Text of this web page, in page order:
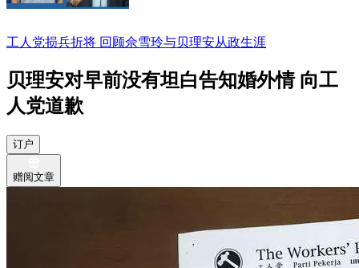
工人党损兵折将 回顾佘雪玲与贝理安从政生涯
贝理安对早前没有坦白告知婚外情 向工
人党道歉
订户
赠阅文章